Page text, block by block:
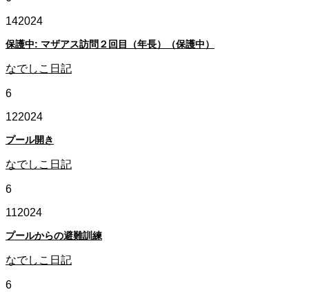
142024
保護中: マザアス訪問２回目（年長）（保護中）
なでしこ日記
6
122024
プール開き
なでしこ日記
6
112024
プールからの避難訓練
なでしこ日記
6